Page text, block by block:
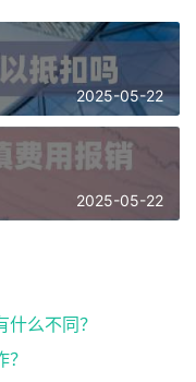
2025-05-22
2025-05-22
么不同？